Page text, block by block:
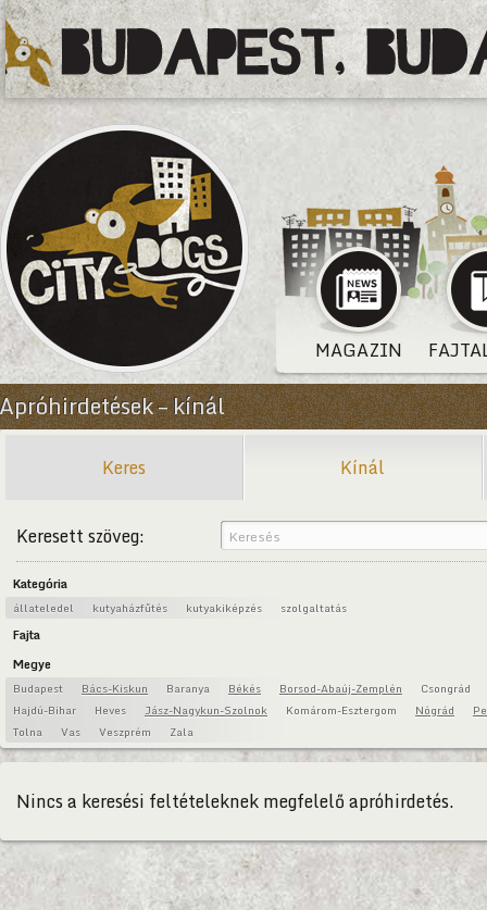
MAGAZIN
Apróhirdetések – kínál
Keres Kínál
Keresett szöveg:
Kategória
állateledel kutyaházfűtés kutyakiképzés szolgaltatás
Fajta
Megye
Budapest Bács-Kiskun Baranya Békés Borsod-Abaúj-Zemplén
Csongrád
Hajdú-Bihar
Heves Jász-Nagykun-Szolnok Komárom-Esztergom Nógrád
Tolna
Vas Veszprém Zala
Nincs a keresési feltételeknek megfelelő apróhirdetés.